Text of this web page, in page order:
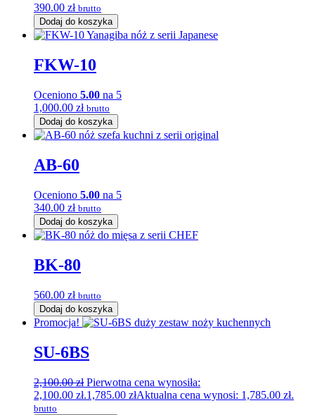
390.00 zł brutto
Dodaj do koszyka
FKW-10
Oceniono 5.00 na 5
1,000.00 zł brutto
Dodaj do koszyka
AB-60
Oceniono 5.00 na 5
340.00 zł brutto
Dodaj do koszyka
BK-80
560.00 zł brutto
Dodaj do koszyka
Promocja!
SU-6BS
2,100.00zł Pierwotna cena wynosiła:
2,100.00 zł.1,785.00 złAktualna cena wynosi: 1,785.00 zł.
brutto